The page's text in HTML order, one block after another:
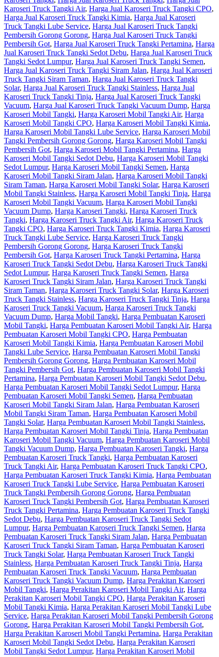
Karoseri Truck Tangki Air, Harga Jual Karoseri Truck Tangki CPO,
Harga Jual Karoseri Truck Tangki Kimia, Harga Jual Karoseri
Truck Tangki Lube Service, Harga Jual Karoseri Truck Tangki
Pembersih Gorong Gorong, Harga Jual Karoseri Truck Tangki
Pembersih Got, Harga Jual Karoseri Truck Tangki Pertamina, Harga
Jual Karoseri Truck Tangki Sedot Debu, Harga Jual Karoseri Truck
Tangki Sedot Lumpur, Harga Jual Karoseri Truck Tangki Semen,
Harga Jual Karoseri Truck Tangki Siram Jalan, Harga Jual Karoseri
Truck Tangki Siram Taman, Harga Jual Karoseri Truck Tangki
Solar, Harga Jual Karoseri Truck Tangki Stainless, Harga Jual
Karoseri Truck Tangki Tinja, Harga Jual Karoseri Truck Tangki
Vacuum, Harga Jual Karoseri Truck Tangki Vacuum Dump, Harga
Karoseri Mobil Tangki, Harga Karoseri Mobil Tangki Air, Harga
Karoseri Mobil Tangki CPO, Harga Karoseri Mobil Tangki Kimia,
Harga Karoseri Mobil Tangki Lube Service, Harga Karoseri Mobil
Tangki Pembersih Gorong Gorong, Harga Karoseri Mobil Tangki
Pembersih Got, Harga Karoseri Mobil Tangki Pertamina, Harga
Karoseri Mobil Tangki Sedot Debu, Harga Karoseri Mobil Tangki
Sedot Lumpur, Harga Karoseri Mobil Tangki Semen, Harga
Karoseri Mobil Tangki Siram Jalan, Harga Karoseri Mobil Tangki
Siram Taman, Harga Karoseri Mobil Tangki Solar, Harga Karoseri
Mobil Tangki Stainless, Harga Karoseri Mobil Tangki Tinja, Harga
Karoseri Mobil Tangki Vacuum, Harga Karoseri Mobil Tangki
Vacuum Dump, Harga Karoseri Tangki, Harga Karoseri Truck
Tangki, Harga Karoseri Truck Tangki Air, Harga Karoseri Truck
Tangki CPO, Harga Karoseri Truck Tangki Kimia, Harga Karoseri
Truck Tangki Lube Service, Harga Karoseri Truck Tangki
Pembersih Gorong Gorong, Harga Karoseri Truck Tangki
Pembersih Got, Harga Karoseri Truck Tangki Pertamina, Harga
Karoseri Truck Tangki Sedot Debu, Harga Karoseri Truck Tangki
Sedot Lumpur, Harga Karoseri Truck Tangki Semen, Harga
Karoseri Truck Tangki Siram Jalan, Harga Karoseri Truck Tangki
Siram Taman, Harga Karoseri Truck Tangki Solar, Harga Karoseri
Truck Tangki Stainless, Harga Karoseri Truck Tangki Tinja, Harga
Karoseri Truck Tangki Vacuum, Harga Karoseri Truck Tangki
Vacuum Dump, Harga Mobil Tangki, Harga Pembuatan Karoseri
Mobil Tangki, Harga Pembuatan Karoseri Mobil Tangki Air, Harga
Pembuatan Karoseri Mobil Tangki CPO, Harga Pembuatan
Karoseri Mobil Tangki Kimia, Harga Pembuatan Karoseri Mobil
Tangki Lube Service, Harga Pembuatan Karoseri Mobil Tangki
Pembersih Gorong Gorong, Harga Pembuatan Karoseri Mobil
Tangki Pembersih Got, Harga Pembuatan Karoseri Mobil Tangki
Pertamina, Harga Pembuatan Karoseri Mobil Tangki Sedot Debu,
Harga Pembuatan Karoseri Mobil Tangki Sedot Lumpur, Harga
Pembuatan Karoseri Mobil Tangki Semen, Harga Pembuatan
Karoseri Mobil Tangki Siram Jalan, Harga Pembuatan Karoseri
Mobil Tangki Siram Taman, Harga Pembuatan Karoseri Mobil
Tangki Solar, Harga Pembuatan Karoseri Mobil Tangki Stainless,
Harga Pembuatan Karoseri Mobil Tangki Tinja, Harga Pembuatan
Karoseri Mobil Tangki Vacuum, Harga Pembuatan Karoseri Mobil
Tangki Vacuum Dump, Harga Pembuatan Karoseri Tangki, Harga
Pembuatan Karoseri Truck Tangki, Harga Pembuatan Karoseri
Truck Tangki Air, Harga Pembuatan Karoseri Truck Tangki CPO,
Harga Pembuatan Karoseri Truck Tangki Kimia, Harga Pembuatan
Karoseri Truck Tangki Lube Service, Harga Pembuatan Karoseri
Truck Tangki Pembersih Gorong Gorong, Harga Pembuatan
Karoseri Truck Tangki Pembersih Got, Harga Pembuatan Karoseri
Truck Tangki Pertamina, Harga Pembuatan Karoseri Truck Tangki
Sedot Debu, Harga Pembuatan Karoseri Truck Tangki Sedot
Lumpur, Harga Pembuatan Karoseri Truck Tangki Semen, Harga
Pembuatan Karoseri Truck Tangki Siram Jalan, Harga Pembuatan
Karoseri Truck Tangki Siram Taman, Harga Pembuatan Karoseri
Truck Tangki Solar, Harga Pembuatan Karoseri Truck Tangki
Stainless, Harga Pembuatan Karoseri Truck Tangki Tinja, Harga
Pembuatan Karoseri Truck Tangki Vacuum, Harga Pembuatan
Karoseri Truck Tangki Vacuum Dump, Harga Perakitan Karoseri
Mobil Tangki, Harga Perakitan Karoseri Mobil Tangki Air, Harga
Perakitan Karoseri Mobil Tangki CPO, Harga Perakitan Karoseri
Mobil Tangki Kimia, Harga Perakitan Karoseri Mobil Tangki Lube
Service, Harga Perakitan Karoseri Mobil Tangki Pembersih Gorong
Gorong, Harga Perakitan Karoseri Mobil Tangki Pembersih Got,
Harga Perakitan Karoseri Mobil Tangki Pertamina, Harga Perakitan
Karoseri Mobil Tangki Sedot Debu, Harga Perakitan Karoseri
Mobil Tangki Sedot Lumpur, Harga Perakitan Karoseri Mobil